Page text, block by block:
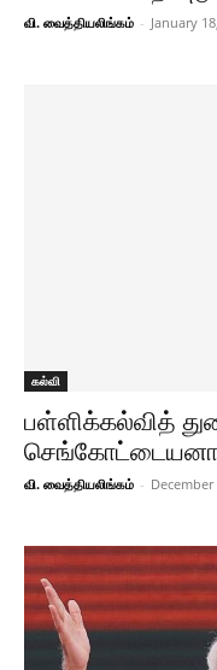
வி. வைத்தியலிங்கம் - January
கல்வி
பள்ளிக்கல்வித்
செங்கோட்டையனா?
வி. வைத்தியலிங்கம் - December